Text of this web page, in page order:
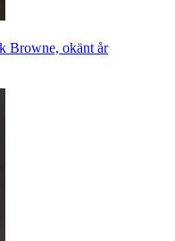
Browne, okänt år